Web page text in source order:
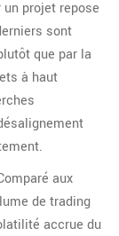
projet repose
sont
que par la
à haut
aux
de trading
accrue du